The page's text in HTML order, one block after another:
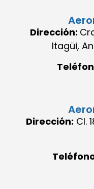
Dirección:
Itagüi,
Dirección: Cl.